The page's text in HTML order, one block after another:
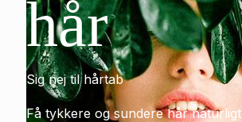
hår
Sig nej til hårtab
Få tykkere og sundere hår naturligt